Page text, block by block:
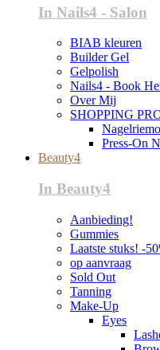
In Nails4 - Salon
BIAB kleuren
Builder Gel
Gelpolish
Nails4 - Book
Over Mij
SHOPPING
Press-On
Beauty4
In Beauty4
Aanbieding!
Gummies
Laatste stuks! -
op aanvraag
Sold Out
Tanning
Make-Up
Eyes